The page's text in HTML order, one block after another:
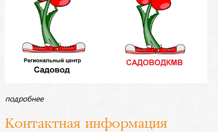
подробнее
Контактная информация